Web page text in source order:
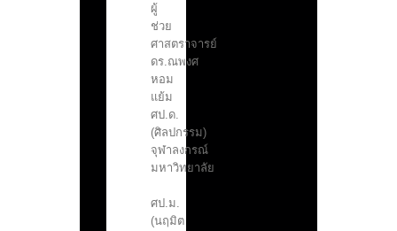
ผู้
ช่วย
ศาสตราจารย์
ดร.ณพงศ
หอม
แย้ม
ศป.ด.
(ศิลปกรรม)
จุฬาลงกรณ์
มหาวิทยาลัย
ศป.ม.
(นฤมิต